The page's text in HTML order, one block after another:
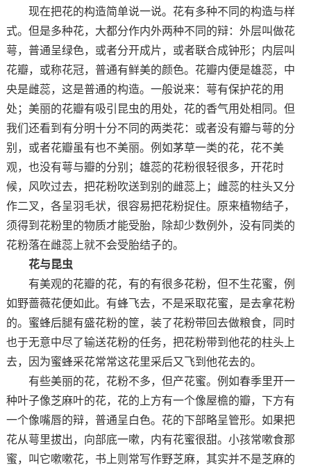
现在把花的构造简单说一说。花有多种不同的构造与样
式。但是多种花，大都分作内外两种不同的辩：外层叫做花
萼，普通呈绿色，或者分开成片，或者联合成钟形；内层叫
花瓣，或称花冠，普通有鲜美的颜色。花瓣内便是雄蕊，中
央是雌蕊，这是普通的构造。一般说来：萼有保护花的用
处；美丽的花瓣有吸引昆虫的用处，花的香气用处相同。但
我们还看到有分明十分不同的两类花：或者没有瓣与萼的分
别，或者花瓣虽有也不美丽。例如茅草一类的花，花不美
观，也没有萼与瓣的分别；雄蕊的花粉很轻很多，开花时
候，风吹过去，把花粉吹送到别的雌蕊上；雌蕊的柱头又分
作二叉，各呈羽毛状，很容易把花粉捉住。原来植物结子，
须得到花粉里的物质才能受胎，除却少数例外，没有同类的
花粉落在雌蕊上就不会受胎结子的。
花与昆虫
有美观的花瓣的花，有的有很多花粉，但不生花蜜，例
如野蔷薇花便如此。有蜂飞去，不是采取花蜜，是去拿花粉
的。蜜蜂后腿有盛花粉的筐，装了花粉带回去做粮食，同时
也于无意中尽了输送花粉的任务，把花粉带到他花的柱头上
去，因为蜜蜂采花常常这花里采后又飞到他花去的。
有些美丽的花，花粉不多，但产花蜜。例如春季里开一
种叶子像芝麻叶的花，花的上方有一个像屋檐的瓣，下方有
一个像嘴唇的辩，普通呈白色。花的下部略呈管形。如果把
花从萼里拔出，向部底一嗽，内有花蜜很甜。小孩常嗽食那
蜜，叫它嗽嗽花，书上则常写作野芝麻，其实并不是芝麻的